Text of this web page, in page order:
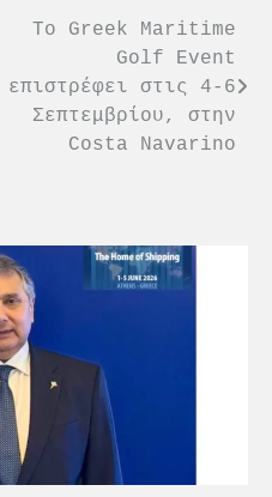
Το Greek Maritime
Golf Event
επιστρέφει στις 4-6
Σεπτεμβρίου, στην
Costa Navarino